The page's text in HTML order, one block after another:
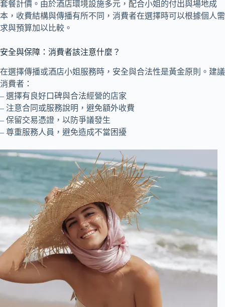
套餐計價。由於酒店環境設施多元，配合小姐的付出與場地成
本，收費結構與傳播有所不同，消費者在選擇時可以根據個人需
求與預算加以比較。
安全與保障：消費者該注意什麼？
在選擇傳播或酒店小姐服務時，安全與合法性是黃金原則。建議
消費者：
– 選擇有良好口碑與合法經營的店家
– 注意合同或服務說明，避免額外收費
– 保留交易憑證，以防爭議發生
– 尊重服務人員，避免造成不當困擾